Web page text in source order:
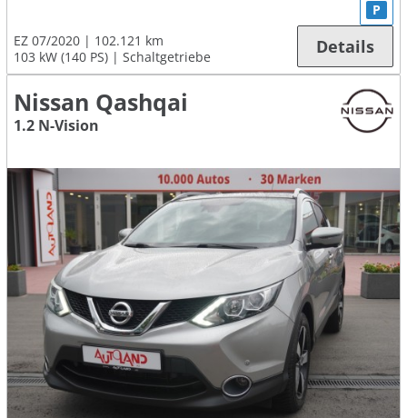
EZ 07/2020
102.121 km
103 kW (140 PS)
Schaltgetriebe
P
Details
Nissan Qashqai
1.2 N-Vision